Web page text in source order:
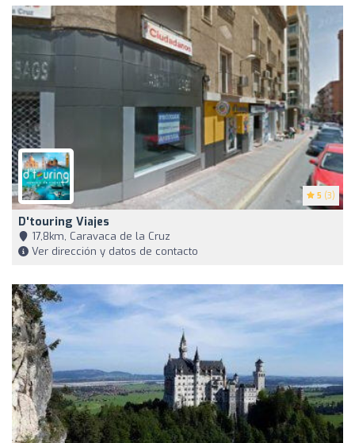
5 (3)
D'touring Viajes
17,8km, Caravaca de la Cruz
Ver dirección y datos de contacto